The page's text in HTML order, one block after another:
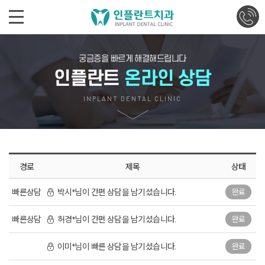
궁금증을 빠르게 해결해드립니다
인플란트 온라인 상담
INPLANT DENTAL CLINIC
경로 제목 상태
빠른상담 박시*님이 간편 상담을 남기셨습니다. 완료
빠른상담 허경*님이 간편 상담을 남기셨습니다. 완료
이미*님이 빠른 상담을 남기셨습니다. 완료